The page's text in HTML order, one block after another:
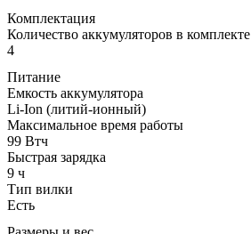
Комплектация
Количество аккумуляторов в комплекте
4
Питание
Емкость аккумулятора
Li-Ion (литий-ионный)
Максимальное время работы
99 Втч
Быстрая зарядка
9 ч
Тип вилки
Есть